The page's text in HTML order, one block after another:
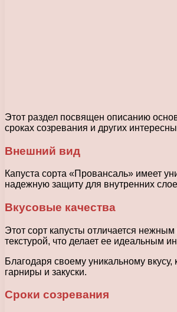
Этот раздел посвящен описанию
сроках созревания и других
Внешний вид
Капуста сорта «Провансаль» имеет
надежную защиту для внутренних
Вкусовые качества
Этот сорт капусты отличается
текстурой, что делает ее идеальным
Благодаря своему уникальному
гарниры и закуски.
Сроки созревания